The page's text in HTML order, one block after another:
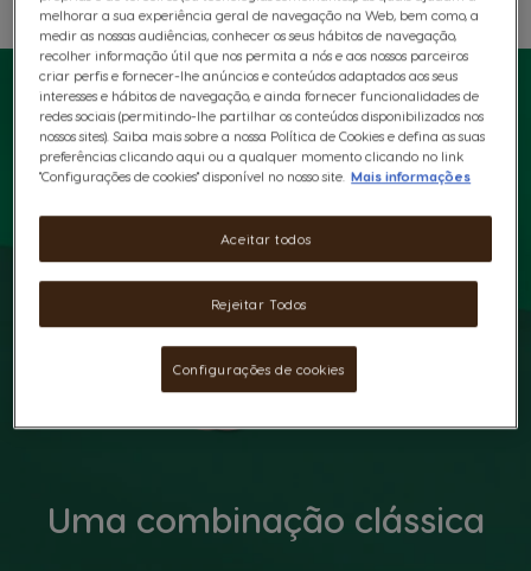
Favoritos
Lista De Desejos
Uma combinação clássica
melhorar a sua experiência geral de navegação na Web, bem como, a
medir as nossas audiências, conhecer os seus hábitos de navegação,
recolher informação útil que nos permita a nós e aos nossos parceiros
criar perfis e fornecer-lhe anúncios e conteúdos adaptados aos seus
interesses e hábitos de navegação, e ainda fornecer funcionalidades de
redes sociais (permitindo-lhe partilhar os conteúdos disponibilizados nos
nossos sites). Saiba mais sobre a nossa Política de Cookies e defina as suas
preferências clicando aqui ou a qualquer momento clicando no link
"Configurações de cookies" disponível no nosso site. Mais informações
Rejeitar Todos
Aceitar todos
Configurações de cookies